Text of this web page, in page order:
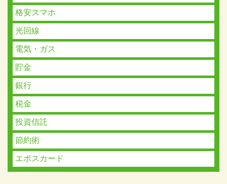
格安スマホ
光回線
電気・ガス
貯金
銀行
税金
投資信託
節約術
エポスカード